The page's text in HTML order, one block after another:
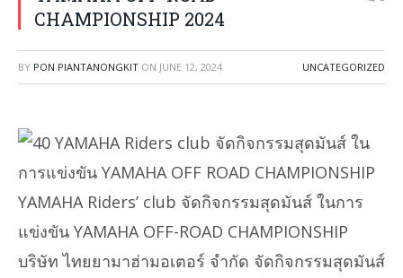
CHAMPIONSHIP 2024
BY PON PIANTANONGKIT ON JUNE 12, 2024 UNCATEGORIZED
YAMAHA Riders’ club จัดกิจกรรมสุดมันส์ ในการ
แข่งขัน YAMAHA OFF-ROAD CHAMPIONSHIP
บริษัท ไทยยามาฮ่ามอเตอร์ จำกัด จัดกิจกรรมสุดมันส์